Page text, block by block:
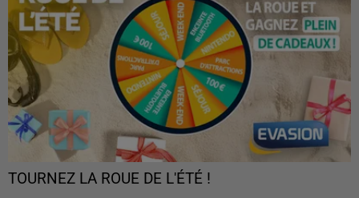
TOURNEZ LA ROUE DE L'ÉTÉ !